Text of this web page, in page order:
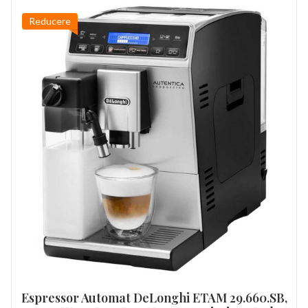
Reducere
Espressor Automat DeLonghi ETAM 29.660.SB,